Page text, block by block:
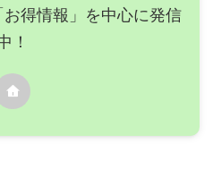
得情報」を中心に発信
！